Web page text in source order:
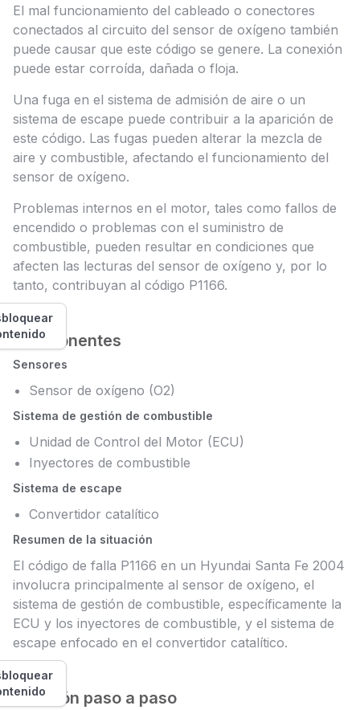
El mal funcionamiento del cableado o conectores
conectados al circuito del sensor de oxígeno también
puede causar que este código se genere. La conexión
puede estar corroída, dañada o floja.
Una fuga en el sistema de admisión de aire o un
sistema de escape puede contribuir a la aparición de
este código. Las fugas pueden alterar la mezcla de
aire y combustible, afectando el funcionamiento del
sensor de oxígeno.
Problemas internos en el motor, tales como fallos de
encendido o problemas con el suministro de
combustible, pueden resultar en condiciones que
afecten las lecturas del sensor de oxígeno y, por lo
tanto, contribuyan al código P1166.
Componentes
Sensores
Sensor de oxígeno (O2)
Sistema de gestión de combustible
Unidad de Control del Motor (ECU)
Inyectores de combustible
Sistema de escape
Convertidor catalítico
Resumen de la situación
El código de falla P1166 en un Hyundai Santa Fe 2004
involucra principalmente al sensor de oxígeno, el
sistema de gestión de combustible, específicamente la
ECU y los inyectores de combustible, y el sistema de
escape enfocado en el convertidor catalítico.
Solución paso a paso